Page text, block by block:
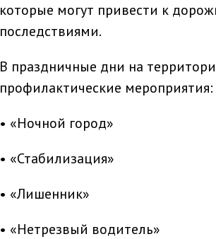
которые могут привести к
последствиями.
В праздничные дни на
профилактические мероприятия:
• «Ночной город»
• «Стабилизация»
• «Лишенник»
• «Нетрезвый водитель»